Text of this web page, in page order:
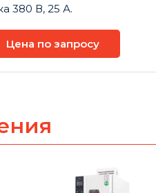
380 В, 25 А.
Цена по запросу